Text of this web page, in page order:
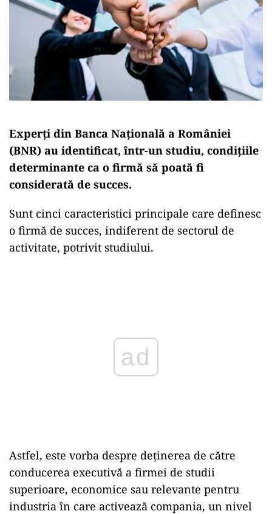
Experți din Banca Națională a României
(BNR) au identificat, într-un studiu, condițiile
determinante ca o firmă să poată fi
considerată de succes.
Sunt cinci caracteristici principale care definesc
o firmă de succes, indiferent de sectorul de
activitate, potrivit studiului.
Astfel, este vorba despre deținerea de către
conducerea executivă a firmei de studii
superioare, economice sau relevante pentru
industria în care activează compania, un nivel